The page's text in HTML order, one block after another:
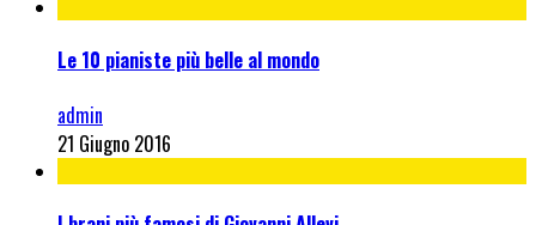
Le 10 pianiste più belle al mondo
admin
21 Giugno 2016